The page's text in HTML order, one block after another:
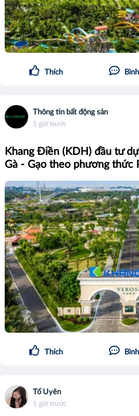
Thích
Thông tin bất động sản
1 giờ trước
Khang Điền (KDH) đầu tư
Gà - Gạo theo phương thức
Thích
Tố Uyên
1 giờ trước